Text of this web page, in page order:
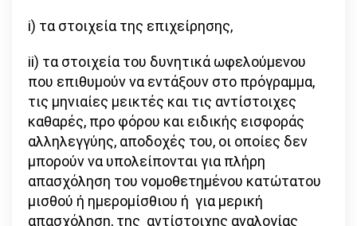
i) τα στοιχεία της επιχείρησης,
ii) τα στοιχεία του δυνητικά ωφελούμενου
που επιθυμούν να εντάξουν στο πρόγραμμα,
τις μηνιαίες μεικτές και τις αντίστοιχες
καθαρές, προ φόρου και ειδικής εισφοράς
αλληλεγγύης, αποδοχές του, οι οποίες δεν
μπορούν να υπολείπονται για πλήρη
απασχόληση του νομοθετημένου κατώτατου
μισθού ή ημερομίσθιου ή για μερική
απασχόληση, της αντίστοιχης αναλογίας